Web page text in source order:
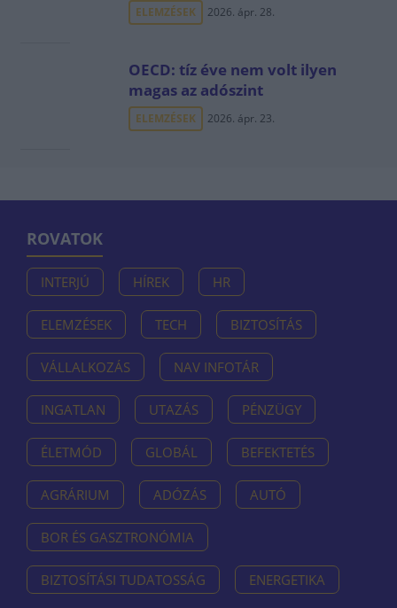
ELEMZÉSEK 2026. ápr. 28.
OECD: tíz éve nem volt ilyen
magas az adószint
ELEMZÉSEK 2026. ápr. 23.
ROVATOK
INTERJÚ HÍREK HR
ELEMZÉSEK TECH BIZTOSÍTÁS
VÁLLALKOZÁS NAV INFOTÁR
INGATLAN UTAZÁS PÉNZÜGY
ÉLETMÓD GLOBÁL BEFEKTETÉS
AGRÁRIUM ADÓZÁS AUTÓ
BOR ÉS GASZTRONÓMIA
BIZTOSÍTÁSI TUDATOSSÁG ENERGETIKA